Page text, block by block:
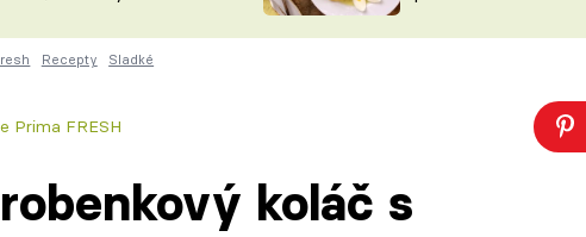
ČESKO NA TALÍŘI
KUCHAŘKA
VYCHYTÁVKY
Recepty Sladké
Prima FRESH
koláč s